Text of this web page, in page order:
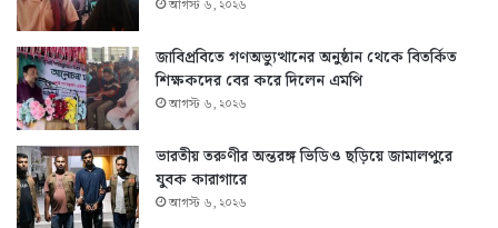
আগস্ট ৬, ২০২৬
জাবিপ্রবিতে গণঅভ্যুত্থানের অনুষ্ঠান থেকে বিতর্কিত
শিক্ষকদের বের করে দিলেন এমপি
আগস্ট ৬, ২০২৬
ভারতীয় তরুণীর অন্তরঙ্গ ভিডিও ছড়িয়ে জামালপুরে
যুবক কারাগারে
আগস্ট ৬, ২০২৬